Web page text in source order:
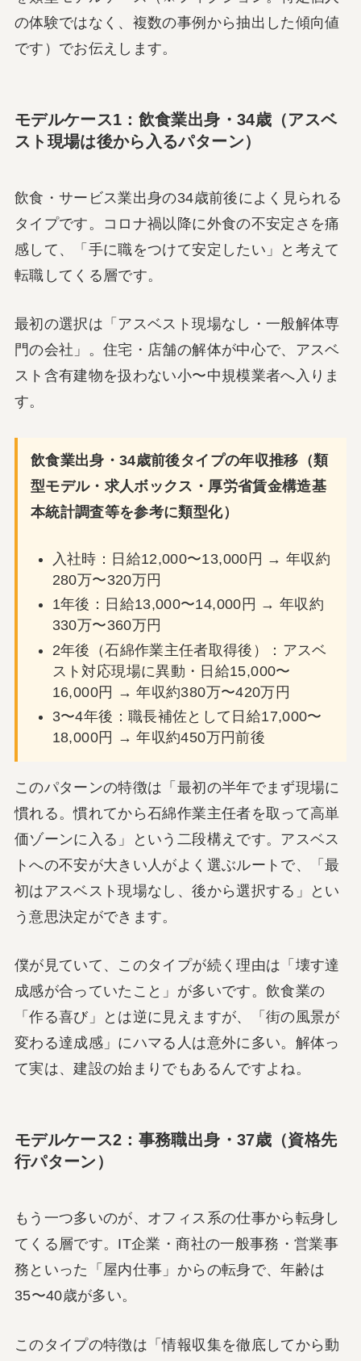
の体験ではなく、複数の事例から抽出した傾向値
です）でお伝えします。
モデルケース1：飲食業出身・34歳（アスベ
スト現場は後から入るパターン）
飲食・サービス業出身の34歳前後によく見られる
タイプです。コロナ禍以降に外食の不安定さを痛
感して、「手に職をつけて安定したい」と考えて
転職してくる層です。
最初の選択は「アスベスト現場なし・一般解体専
門の会社」。住宅・店舗の解体が中心で、アスベ
スト含有建物を扱わない小〜中規模業者へ入りま
す。
飲食業出身・34歳前後タイプの年収推移（類
型モデル・求人ボックス・厚労省賃金構造基
本統計調査等を参考に類型化）
入社時：日給12,000〜13,000円 → 年収約
280万〜320万円
1年後：日給13,000〜14,000円 → 年収約
330万〜360万円
2年後（石綿作業主任者取得後）：アスベ
スト対応現場に異動・日給15,000〜
16,000円 → 年収約380万〜420万円
3〜4年後：職長補佐として日給17,000〜
18,000円 → 年収約450万円前後
このパターンの特徴は「最初の半年でまず現場に
慣れる。慣れてから石綿作業主任者を取って高単
価ゾーンに入る」という二段構えです。アスベス
トへの不安が大きい人がよく選ぶルートで、「最
初はアスベスト現場なし、後から選択する」とい
う意思決定ができます。
僕が見ていて、このタイプが続く理由は「壊す達
成感が合っていたこと」が多いです。飲食業の
「作る喜び」とは逆に見えますが、「街の風景が
変わる達成感」にハマる人は意外に多い。解体っ
て実は、建設の始まりでもあるんですよね。
モデルケース2：事務職出身・37歳（資格先
行パターン）
もう一つ多いのが、オフィス系の仕事から転身し
てくる層です。IT企業・商社の一般事務・営業事
務といった「屋内仕事」からの転身で、年齢は
35〜40歳が多い。
このタイプの特徴は「情報収集を徹底してから動